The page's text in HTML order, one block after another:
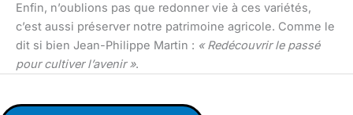
Enfin, n’oublions pas que redonner vie à ces variétés,
c’est aussi préserver notre patrimoine agricole. Comme le
dit si bien Jean-Philippe Martin : « Redécouvrir le passé
pour cultiver l’avenir ».